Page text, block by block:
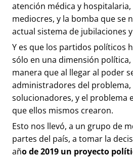
atención médica y
mediocres, y la bomba que se
actual sistema de jubilaciones
Y es que los partidos políticos
sólo en una dimensión
manera que al llegar al poder
administradores del problema,
solucionadores, y el problema
que ellos mismos crearon.
Esto nos llevó, a un grupo de
partes del país, a tomar la
año de 2019 un proyecto